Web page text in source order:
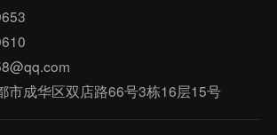
市成华区双店路66号3栋16层15号